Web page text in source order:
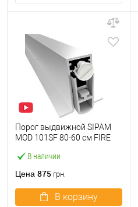
В наличии
Порог выдвижной SIPAM
MOD 101SF 80-60 см FIRE
Цена 875 грн.
В корзину